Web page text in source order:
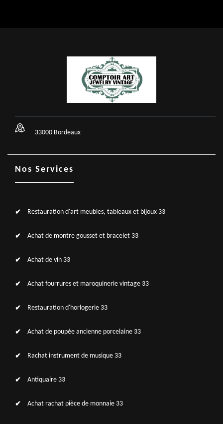
33000 Bordeaux
Nos Services
Restauration d'art meubles, tableaux et bijoux 33
Achat de montre gousset et bracelet 33
Achat de vin 33
Achat fourrures et maroquinerie vintage 33
Restauration d'horlogerie 33
Achat de poupée ancienne porcelaine 33
Rachat instrument de musique 33
Antiquaire 33
Achat rachat pièce de monnaie 33